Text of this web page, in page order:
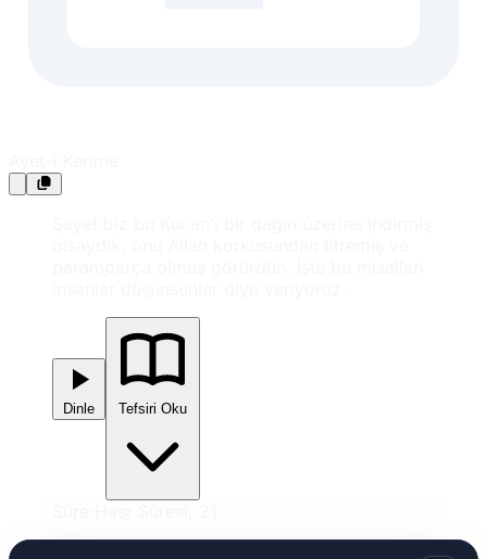
Dinle